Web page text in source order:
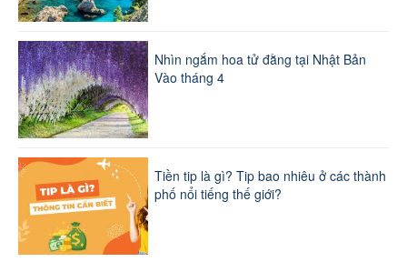
Nhìn ngắm hoa tử đằng tại Nhật Bản
Vào tháng 4
Tiền tip là gì? Tip bao nhiêu ở các thành
phố nổi tiếng thế giới?